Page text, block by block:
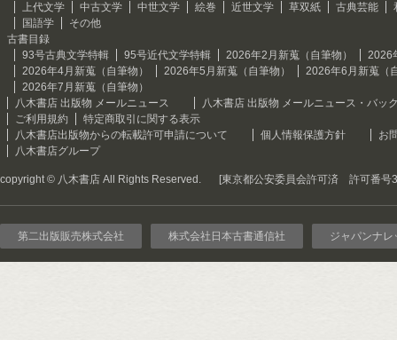
上代文学
中古文学 中世文学 絵巻 近世文学 草双紙 古典芸能
国語学
その他
古書目録
93号古典文学特輯
95号近代文学特輯 2026年2月新蒐（自筆物）
2026
2026年4月新蒐（自筆物）
2026年5月新蒐（自筆物）
2026年6月新蒐（
2026年7月新蒐（自筆物）
八木書店 出版物 メールニュース
八木書店 出版物 メールニュース・バッ
ご利用規約
特定商取引に関する表示
八木書店出版物からの転載許可申請について
個人情報保護方針
お
八木書店グループ
copyright © 八木書店 All Rights Reserved. [東京都公安委員会許可済 許可番号
第二出版販売株式会社 株式会社日本古書通信社 ジャパンナレ